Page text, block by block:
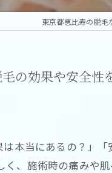
東京都恵比寿の脱毛
の効果や安全性
本当にあるの？」
、施術時の痛みや